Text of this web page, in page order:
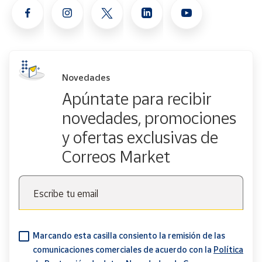
Novedades
Apúntate para recibir
novedades, promociones
y ofertas exclusivas de
Correos Market
Escribe tu email
Marcando esta casilla consiento la remisión de las
comunicaciones comerciales de acuerdo con la Política